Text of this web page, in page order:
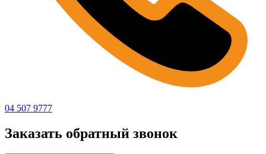
04 507 9777
Заказать обратный звонок